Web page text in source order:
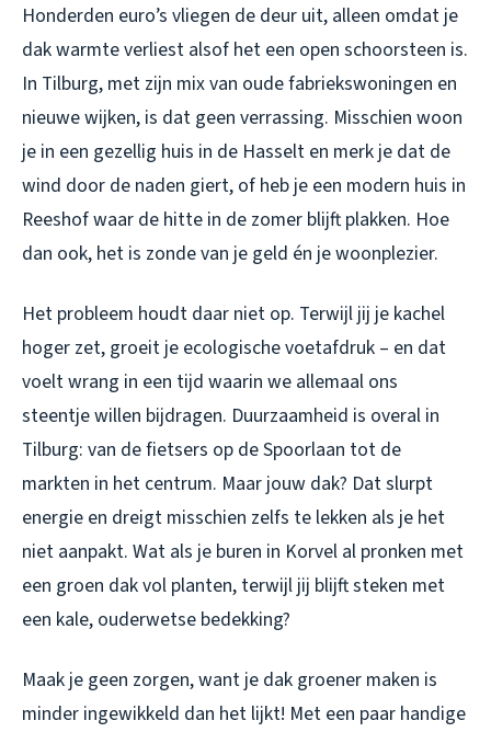
Honderden euro’s vliegen de deur uit, alleen omdat je
dak warmte verliest alsof het een open schoorsteen is.
In Tilburg, met zijn mix van oude fabriekswoningen en
nieuwe wijken, is dat geen verrassing. Misschien woon
je in een gezellig huis in de Hasselt en merk je dat de
wind door de naden giert, of heb je een modern huis in
Reeshof waar de hitte in de zomer blijft plakken. Hoe
dan ook, het is zonde van je geld én je woonplezier.
Het probleem houdt daar niet op. Terwijl jij je kachel
hoger zet, groeit je ecologische voetafdruk – en dat
voelt wrang in een tijd waarin we allemaal ons
steentje willen bijdragen. Duurzaamheid is overal in
Tilburg: van de fietsers op de Spoorlaan tot de
markten in het centrum. Maar jouw dak? Dat slurpt
energie en dreigt misschien zelfs te lekken als je het
niet aanpakt. Wat als je buren in Korvel al pronken met
een groen dak vol planten, terwijl jij blijft steken met
een kale, ouderwetse bedekking?
Maak je geen zorgen, want je dak groener maken is
minder ingewikkeld dan het lijkt! Met een paar handige